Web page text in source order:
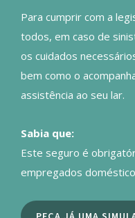
Para cumprir com a
todos, em caso de
os cuidados
bem como o
assistência ao seu lar.
Sabia que:
Este seguro é
empregados